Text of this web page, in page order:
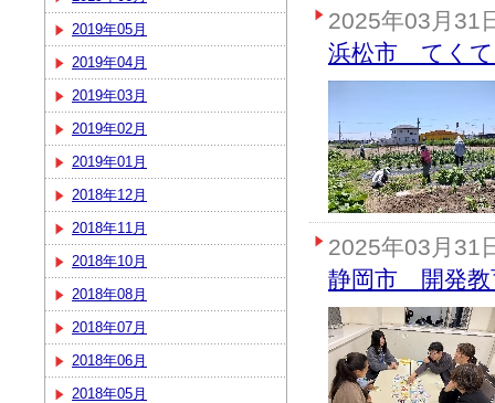
2019年05月
2019年04月
2019年03月
2019年02月
2019年01月
2018年12月
2018年11月
2018年10月
2018年08月
2018年07月
2018年06月
2018年05月
2025年03月31
浜松市 てくて
2025年03月31
静岡市 開発教